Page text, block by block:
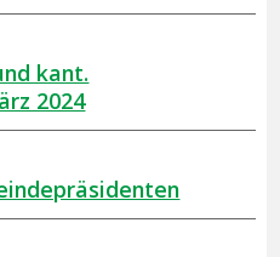
kant.
2024